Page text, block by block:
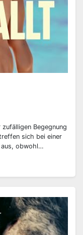
Begegnung
sich bei einer
aus, obwohl…